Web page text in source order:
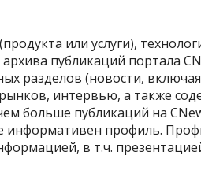
или услуги),
публикаций портала
разделов (новости,
интервью, а также
больше публикаций на
информативен профиль.
в т.ч.